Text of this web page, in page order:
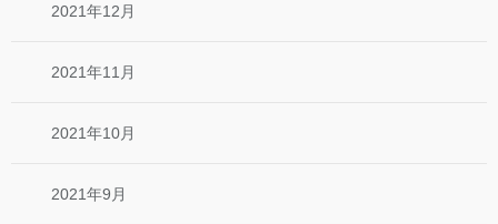
2021年12月
2021年11月
2021年10月
2021年9月